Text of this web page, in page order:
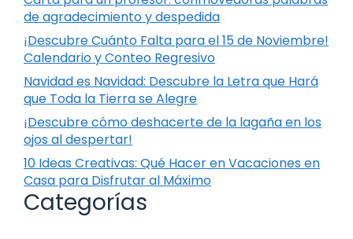
de agradecimiento y despedida
¡Descubre Cuánto Falta para el 15 de Noviembre!
Calendario y Conteo Regresivo
Navidad es Navidad: Descubre la Letra que Hará
que Toda la Tierra se Alegre
¡Descubre cómo deshacerte de la lagaña en los
ojos al despertar!
10 Ideas Creativas: Qué Hacer en Vacaciones en
Casa para Disfrutar al Máximo
Categorías